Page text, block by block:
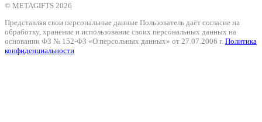
© METAGIFTS 2026
Представляя свои персональные данные Пользователь даёт согласие на
обработку, хранение и использование своих персональных данных на
основании ФЗ № 152-ФЗ «О персольных данных» от 27.07.2006 г. Политика
конфиденциальности